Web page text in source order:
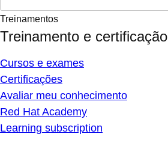
Treinamentos
Treinamento e certificação
Cursos e exames
Certificações
Avaliar meu conhecimento
Red Hat Academy
Learning subscription